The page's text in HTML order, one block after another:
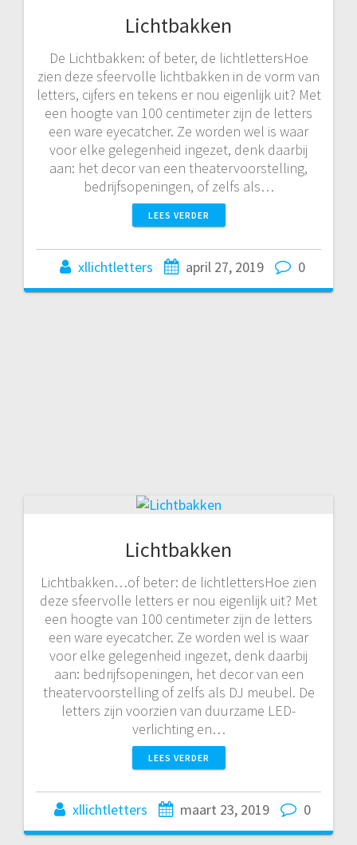
Lichtbakken
De Lichtbakken: of beter, de lichtlettersHoe
zien deze sfeervolle lichtbakken in de vorm van
letters, cijfers en tekens er nou eigenlijk uit? Met
een hoogte van 100 centimeter zijn de letters
een ware eyecatcher. Ze worden wel is waar
voor elke gelegenheid ingezet, denk daarbij
aan: het decor van een theatervoorstelling,
bedrijfsopeningen, of zelfs als…
LEES VERDER
xllichtletters april 27, 2019 0
Lichtbakken
Lichtbakken…of beter: de lichtlettersHoe zien
deze sfeervolle letters er nou eigenlijk uit? Met
een hoogte van 100 centimeter zijn de letters
een ware eyecatcher. Ze worden wel is waar
voor elke gelegenheid ingezet, denk daarbij
aan: bedrijfsopeningen, het decor van een
theatervoorstelling of zelfs als DJ meubel. De
letters zijn voorzien van duurzame LED-
verlichting en…
LEES VERDER
xllichtletters maart 23, 2019 0